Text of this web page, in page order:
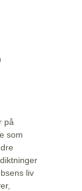
på
som
liv